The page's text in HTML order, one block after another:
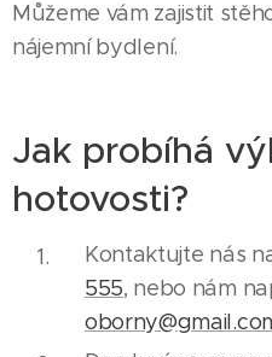
Můžeme vám zajistit
nájemní bydlení.
Jak probíhá
hotovosti?
Kontaktujte nás
555, nebo nám